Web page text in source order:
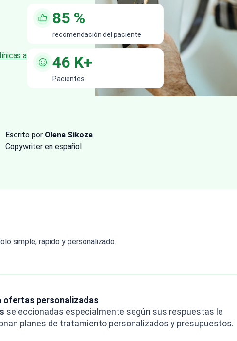
a continuación.
85 %
recomendación del paciente
46 K+
Pacientes
Escrito por Olena Sikoza
Сopywriter en español
simple, rápido y personalizado.
ofertas personalizadas
seleccionadas especialmente según sus respuestas le
planes de tratamiento personalizados y presupuestos.